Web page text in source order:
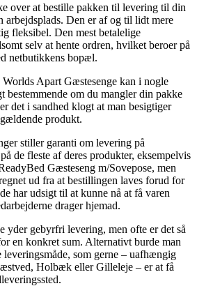
over at bestille pakken til levering til din
arbejdsplads. Den er af og til lidt mere
fleksibel. Den mest betalelige
selv at hente ordren, hvilket beroer på
netbutikkens bopæl.
Apart Gæstesenge kan i nogle
om du mangler din pakke
det i sandhed klogt at man besigtiger
produkt.
stiller garanti om levering på
de fleste af deres produkter, eksempelvis
Gæsteseng m/Sovepose, men
ud fra at bestillingen laves forud for
har udsigt til at kunne nå at få varen
drager hjemad.
yder gebyrfri levering, men ofte er det så
en konkret sum. Alternativt burde man
leveringsmåde, som gerne – uafhængig
Holbæk eller Gilleleje – er at få